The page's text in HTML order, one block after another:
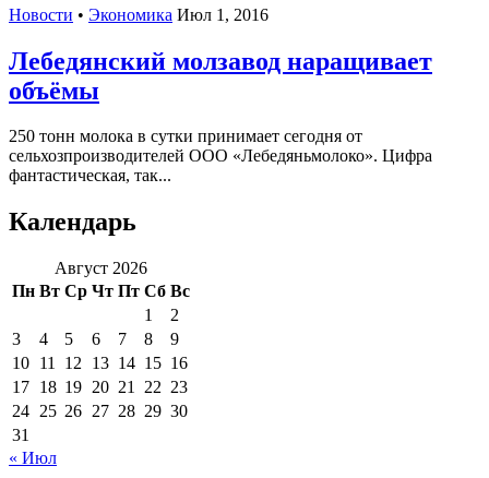
Новости • Экономика Июл 1, 2016
Лебедянский молзавод наращивает
объёмы
250 тонн молока в сутки принимает сегодня от
сельхозпроизводителей ООО «Лебедяньмолоко». Цифра
фантастическая, так...
Календарь
Август 2026
Пн Вт Ср Чт Пт Сб Вс
1
2
3
4 5 6 7 8
9
10 11 12 13 14 15 16
17 18 19 20 21 22 23
24 25 26 27 28 29 30
31
« Июл